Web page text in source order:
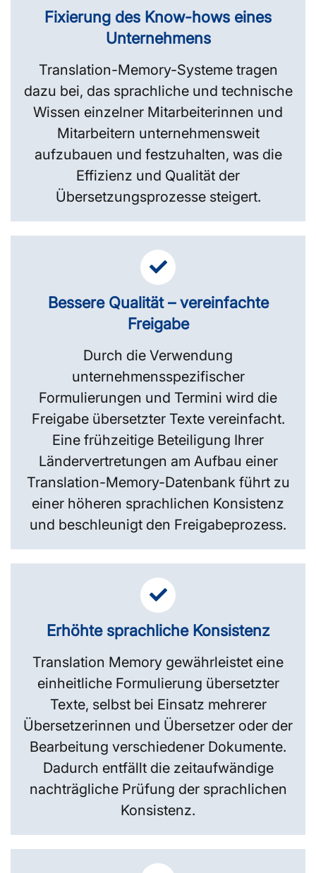
Fixierung des Know-hows eines
Unternehmens
Translation-Memory-Systeme tragen
dazu bei, das sprachliche und technische
Wissen einzelner Mitarbeiterinnen und
Mitarbeitern unternehmensweit
aufzubauen und festzuhalten, was die
Effizienz und Qualität der
Übersetzungsprozesse steigert.
Bessere Qualität – vereinfachte
Freigabe
Durch die Verwendung
unternehmensspezifischer
Formulierungen und Termini wird die
Freigabe übersetzter Texte vereinfacht.
Eine frühzeitige Beteiligung Ihrer
Ländervertretungen am Aufbau einer
Translation-Memory-Datenbank führt zu
einer höheren sprachlichen Konsistenz
und beschleunigt den Freigabeprozess.
Erhöhte sprachliche Konsistenz
Translation Memory gewährleistet eine
einheitliche Formulierung übersetzter
Texte, selbst bei Einsatz mehrerer
Übersetzerinnen und Übersetzer oder der
Bearbeitung verschiedener Dokumente.
Dadurch entfällt die zeitaufwändige
nachträgliche Prüfung der sprachlichen
Konsistenz.